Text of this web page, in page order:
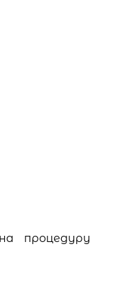
процедуру